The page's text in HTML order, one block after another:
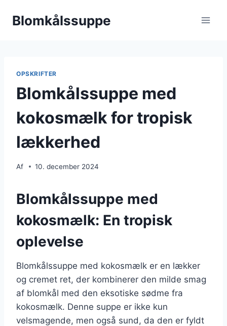
Blomkålssuppe
OPSKRIFTER
Blomkålssuppe med
kokosmælk for tropisk
lækkerhed
Af 10. december 2024
Blomkålssuppe med
kokosmælk: En tropisk
oplevelse
Blomkålssuppe med kokosmælk er en lækker
og cremet ret, der kombinerer den milde smag
af blomkål med den eksotiske sødme fra
kokosmælk. Denne suppe er ikke kun
velsmagende, men også sund, da den er fyldt